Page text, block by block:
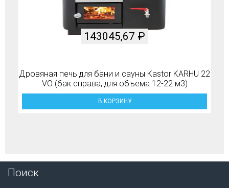
Дровяная печь для бани и сауны Kastor KARHU 22
VO (бак справа, для объема 12-22 м3)
143045,67 ₽
В КОРЗИНУ
Поиск